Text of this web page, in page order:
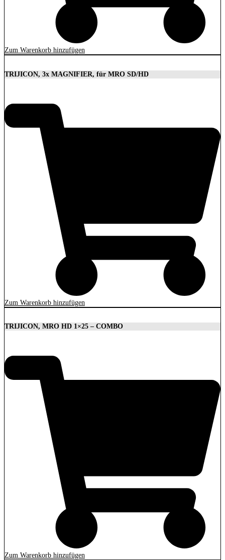
Zum Warenkorb hinzufügen
TRIJICON, 3x MAGNIFIER, für MRO SD/HD
Zum Warenkorb hinzufügen
TRIJICON, MRO HD 1×25 – COMBO
Zum Warenkorb hinzufügen